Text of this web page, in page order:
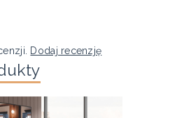
Dodaj recenzję